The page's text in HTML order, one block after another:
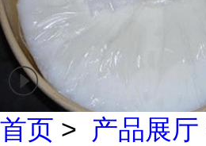
首页 > 产品展厅